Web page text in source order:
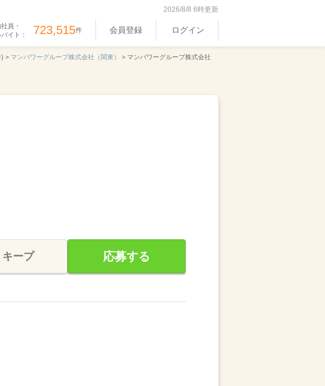
2026/8/8 6時更新
員・
バイト： 723,515件 会員登録 ログイン
) > マンパワーグループ株式会社（関東） > マンパワーグループ株式会社
キープ 応募する